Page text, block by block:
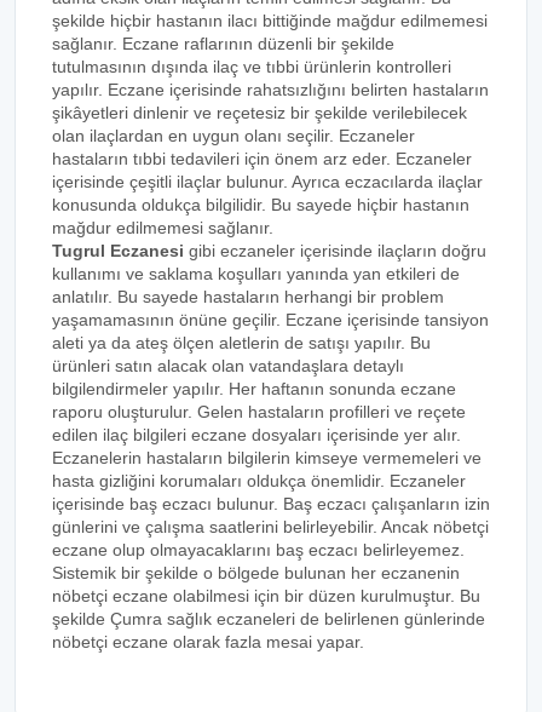
şekilde hiçbir hastanın ilacı bittiğinde mağdur edilmemesi
sağlanır. Eczane raflarının düzenli bir şekilde
tutulmasının dışında ilaç ve tıbbi ürünlerin kontrolleri
yapılır. Eczane içerisinde rahatsızlığını belirten hastaların
şikâyetleri dinlenir ve reçetesiz bir şekilde verilebilecek
olan ilaçlardan en uygun olanı seçilir. Eczaneler
hastaların tıbbi tedavileri için önem arz eder. Eczaneler
içerisinde çeşitli ilaçlar bulunur. Ayrıca eczacılarda ilaçlar
konusunda oldukça bilgilidir. Bu sayede hiçbir hastanın
mağdur edilmemesi sağlanır.
Tugrul Eczanesi gibi eczaneler içerisinde ilaçların doğru
kullanımı ve saklama koşulları yanında yan etkileri de
anlatılır. Bu sayede hastaların herhangi bir problem
yaşamamasının önüne geçilir. Eczane içerisinde tansiyon
aleti ya da ateş ölçen aletlerin de satışı yapılır. Bu
ürünleri satın alacak olan vatandaşlara detaylı
bilgilendirmeler yapılır. Her haftanın sonunda eczane
raporu oluşturulur. Gelen hastaların profilleri ve reçete
edilen ilaç bilgileri eczane dosyaları içerisinde yer alır.
Eczanelerin hastaların bilgilerin kimseye vermemeleri ve
hasta gizliğini korumaları oldukça önemlidir. Eczaneler
içerisinde baş eczacı bulunur. Baş eczacı çalışanların izin
günlerini ve çalışma saatlerini belirleyebilir. Ancak nöbetçi
eczane olup olmayacaklarını baş eczacı belirleyemez.
Sistemik bir şekilde o bölgede bulunan her eczanenin
nöbetçi eczane olabilmesi için bir düzen kurulmuştur. Bu
şekilde Çumra sağlık eczaneleri de belirlenen günlerinde
nöbetçi eczane olarak fazla mesai yapar.